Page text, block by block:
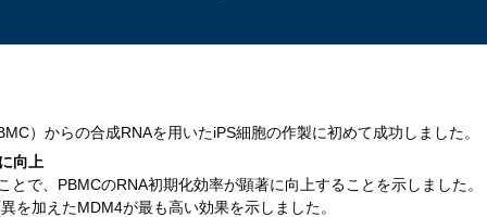
）からの合成RNAを用いたiPS細胞の作製に初めて成功しました。
向上
で、PBMCのRNA初期化効率が顕著に向上することを示しました。
を加えたMDM4が最も高い効果を示しました。